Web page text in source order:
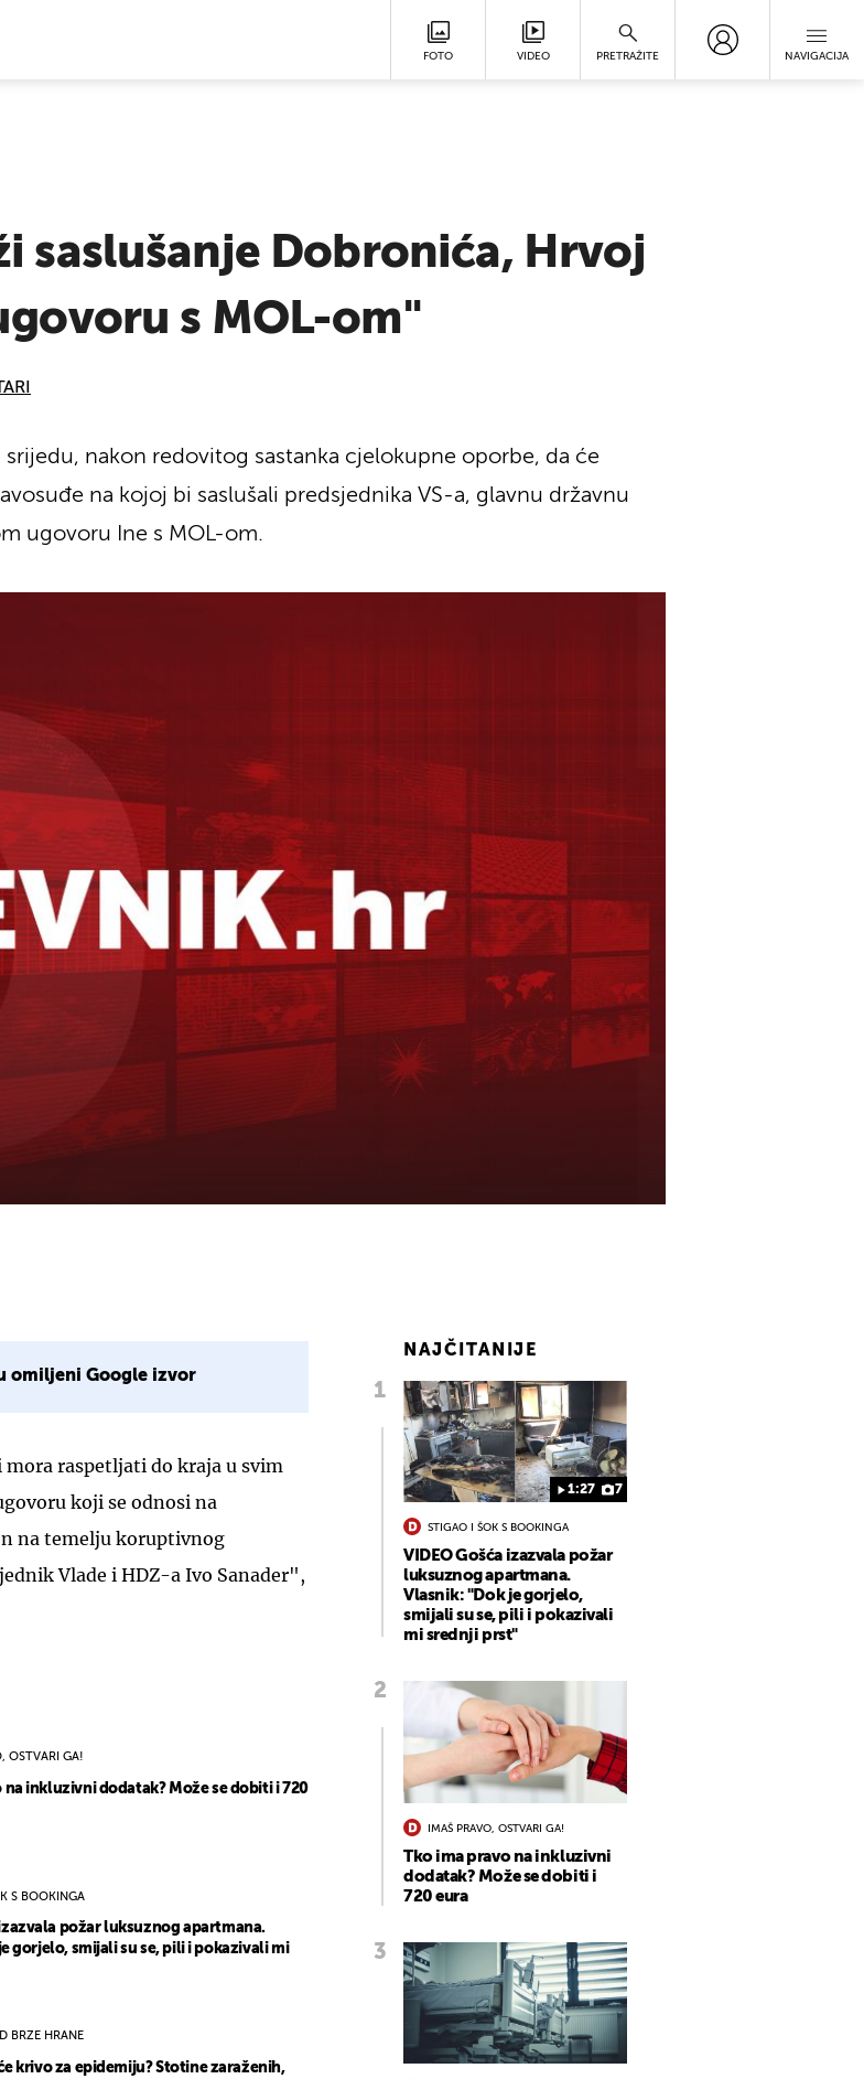
FOTO VIDEO PRETRAŽITE NAVIGACIJA
saslušanje Dobronića, Hrvoj
s MOL-om"
nakon redovitog sastanka cjelokupne oporbe, da će
na kojoj bi saslušali predsjednika VS-a, glavnu državnu
ugovoru Ine s MOL-om.
omiljeni Google izvor
mora raspetljati do kraja u svim
koji se odnosi na
na temelju koruptivnog
Vlade i HDZ-a Ivo Sanader",
OSTVARI GA!
na inkluzivni dodatak? Može se dobiti i 720
S BOOKINGA
izazvala požar luksuznog apartmana.
gorjelo, smijali su se, pili i pokazivali mi
BRZE HRANE
krivo za epidemiju? Stotine zaraženih,
NAJČITANIJE
1:27 7
STIGAO I ŠOK S BOOKINGA
VIDEO Gošća izazvala požar
luksuznog apartmana.
Vlasnik: "Dok je gorjelo,
smijali su se, pili i pokazivali
mi srednji prst"
IMAŠ PRAVO, OSTVARI GA!
Tko ima pravo na inkluzivni
dodatak? Može se dobiti i
720 eura